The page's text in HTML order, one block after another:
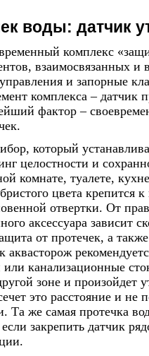
воды: датчик
комплекс
взаимосвязанных
и запорные
комплекса –
фактор –
который
целостности и
комнате, туалете,
цвета крепится
отвертки. От
аксессуара зависит
от протечек, а
канализационные
зоне и произойдет
это расстояние и не
Та же самая протечка
если закрепить датчик